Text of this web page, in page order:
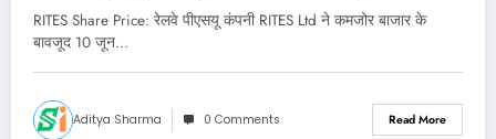
RITES Share Price: रेलवे पीएसयू कंपनी RITES Ltd ने कमजोर बाजार के
बावजूद 10 जून…
Aditya Sharma 0 Comments Read More